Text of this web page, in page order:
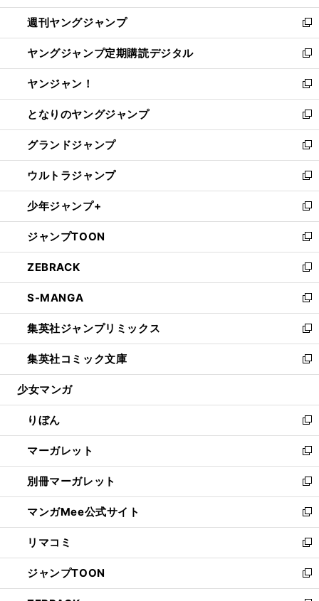
開
く
ウ
で
開
く
ン
ド
ウ
で
開
く
ウ
ィ
ン
ド
ウ
で
開
く
週刊ヤングジャンプ
新
し
い
ウ
ィ
ン
ド
ウ
で
開
く
ヤングジャンプ定期購読デジタル
新
し
い
ウ
ィ
ン
ド
ウ
で
開
く
ヤンジャン！
新
し
い
ウ
ィ
ン
ド
ウ
で
開
く
となりのヤングジャンプ
新
し
い
ウ
ィ
ン
ド
ウ
で
開
く
グランドジャンプ
新
し
い
ウ
ィ
ン
ド
ウ
で
開
く
ウルトラジャンプ
新
し
い
ウ
ィ
ン
ド
ウ
で
開
く
少年ジャンプ+
新
し
い
ウ
ィ
ン
ド
ウ
で
開
く
ジャンプTOON
新
し
い
ウ
ィ
ン
ド
ウ
で
開
ZEBRACK
新
し
い
ウ
ィ
ン
ド
ウ
開
く
S-MANGA
新
し
い
ウ
ィ
ン
ウ
で
開
く
集英社ジャンプリミックス
新
し
い
ウ
ン
ド
ウ
で
開
く
集英社コミック文庫
新
し
ウ
ィ
ン
ド
ウ
で
開
く
少女マンガ
りぼん
新
し
い
ウ
ィ
ン
ド
ウ
で
開
く
マーガレット
新
し
い
ウ
ィ
ン
ド
ウ
で
開
別冊マーガレット
新
し
い
ウ
ィ
ン
ド
ウ
マンガMee公式サイト
新
し
い
ウ
ィ
ン
リマコミ
新
し
い
ウ
ジャンプTOON
新
し